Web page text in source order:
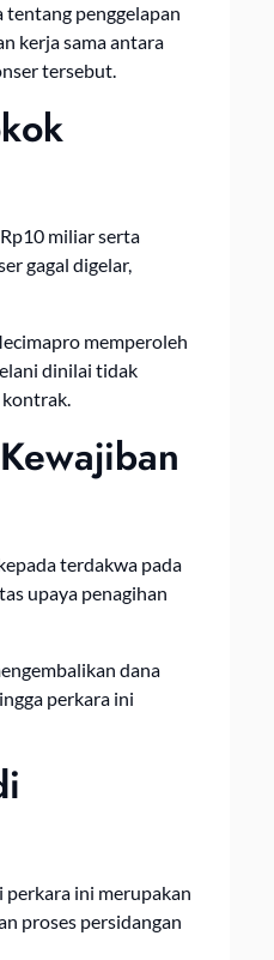
tentang penggelapan
kerja sama antara
tersebut.
miliar serta
gagal digelar,
memperoleh
dinilai tidak
kontrak.
terdakwa pada
upaya penagihan
dana
perkara ini
perkara ini merupakan
proses persidangan